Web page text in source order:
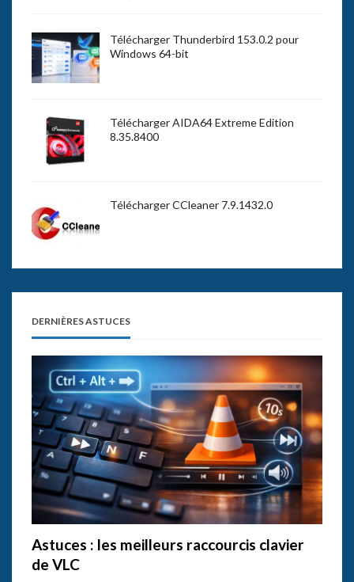
Télécharger Thunderbird 153.0.2 pour
Windows 64-bit
Télécharger AIDA64 Extreme Edition
8.35.8400
Télécharger CCleaner 7.9.1432.0
DERNIÈRES ASTUCES
Astuces : les meilleurs raccourcis clavier
de VLC